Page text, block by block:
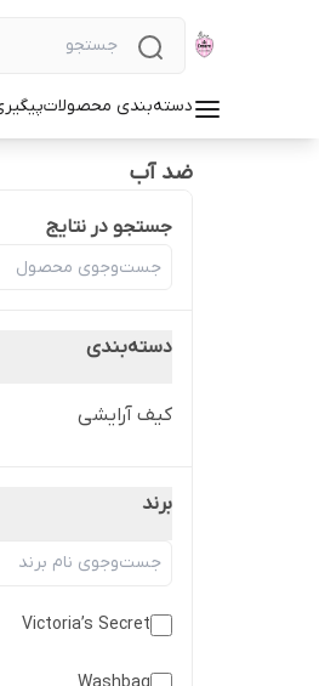
دسته‌بندی محصولات
ضد آب
جستجو در نتایج
دسته‌بندی
کیف آرایشی
برند
Victoria’s Secret